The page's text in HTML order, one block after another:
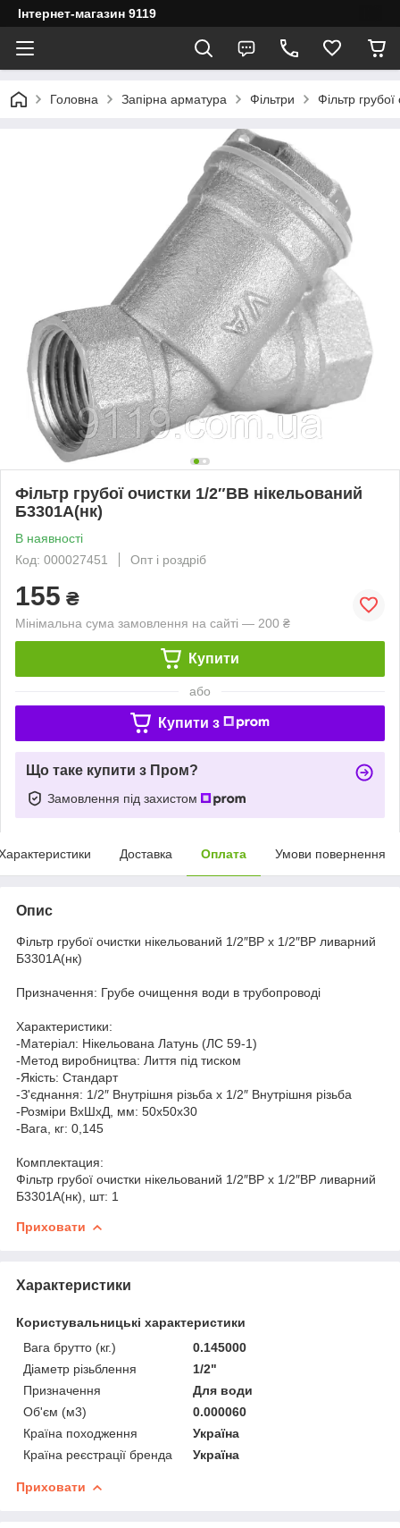
Інтернет-магазин 9119
Головна Запірна арматура Фільтри Фільтр
Фільтр грубої очистки 1/2″ВВ нікельований
Б3301А(нк)
В наявності
Код: 000027451
Опт і роздріб
155 ₴
Мінімальна сума замовлення на сайті — 200 ₴
Купити
або
Купити з
Що таке купити з Пром?
Замовлення під захистом
Доставка Оплата Умови повернення
Опис
Фільтр грубої очистки нікельований 1/2″ВР х 1/2″ВР ливарний
Б3301А(нк)
Призначення: Грубе очищення води в трубопроводі
Характеристики:
-Матеріал: Нікельована Латунь (ЛС 59-1)
-Метод виробництва: Лиття під тиском
-Якість: Стандарт
-З'єднання: 1/2″ Внутрішня різьба х 1/2″ Внутрішня різьба
-Розміри ВхШхД, мм: 50х50х30
-Вага, кг: 0,145
Комплектация:
Фільтр грубої очистки нікельований 1/2″ВР х 1/2″ВР ливарний
Б3301А(нк), шт: 1
Приховати
Характеристики
Користувальницькі характеристики
Вага брутто (кг.)
0.145000
Діаметр різьблення
1/2"
Призначення
Для води
Об'єм (м3)
0.000060
Країна походження
Україна
Країна реєстрації бренда
Україна
Приховати